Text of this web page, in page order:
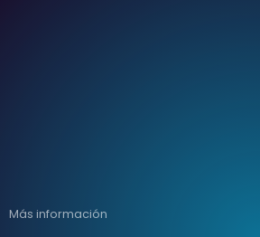
Más información